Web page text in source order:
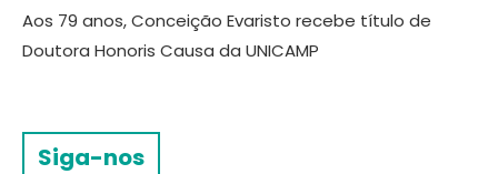
Aos 79 anos, Conceição Evaristo recebe título de
Doutora Honoris Causa da UNICAMP
Siga-nos